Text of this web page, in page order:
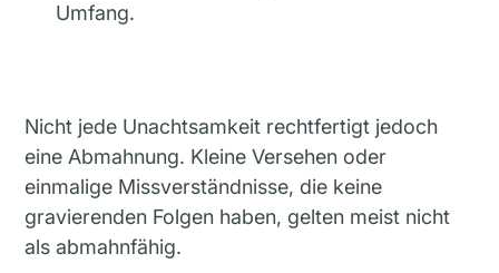
Umfang.
Nicht jede Unachtsamkeit rechtfertigt jedoch
eine Abmahnung. Kleine Versehen oder
einmalige Missverständnisse, die keine
gravierenden Folgen haben, gelten meist nicht
als abmahnfähig.